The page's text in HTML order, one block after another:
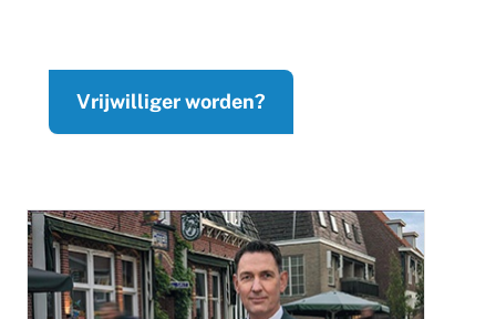
Vrijwilliger worden?